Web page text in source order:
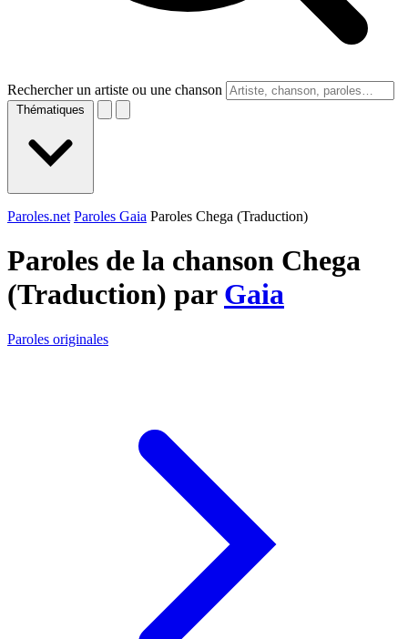
Rechercher un artiste ou une chanson
Thématiques
Paroles.net Paroles Gaia Paroles Chega (Traduction)
Paroles de la chanson Chega
(Traduction) par Gaia
Paroles originales